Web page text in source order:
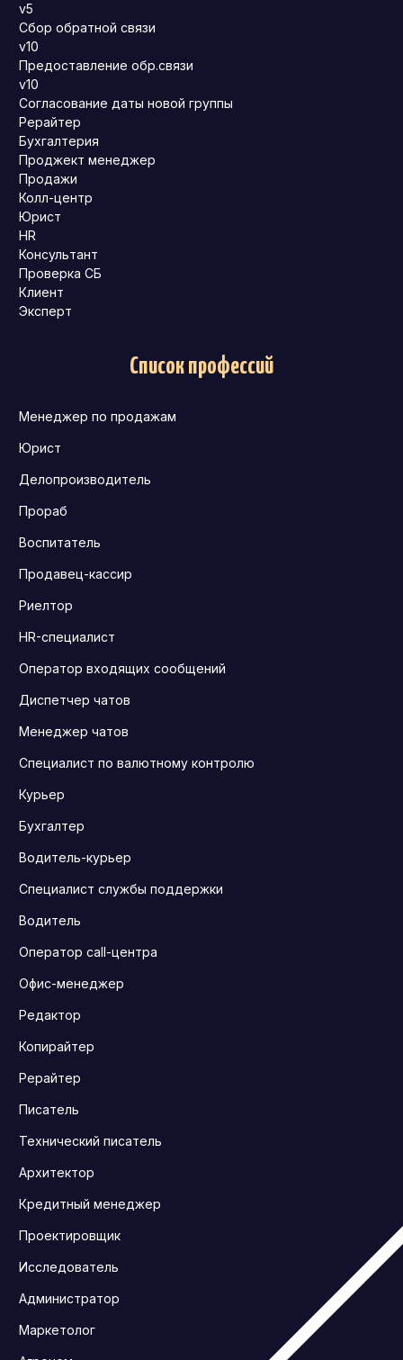
v5
Сбор обратной связи
v10
Предоставление обр.связи
v10
Согласование даты новой группы
Рерайтер
Бухгалтерия
Проджект менеджер
Продажи
Колл-центр
Юрист
HR
Консультант
Проверка СБ
Клиент
Эксперт
Список профессий
Менеджер по продажам
Юрист
Делопроизводитель
Прораб
Воспитатель
Продавец-кассир
Риелтор
HR-специалист
Оператор входящих сообщений
Диспетчер чатов
Менеджер чатов
Специалист по валютному контролю
Курьер
Бухгалтер
Водитель-курьер
Специалист службы поддержки
Водитель
Оператор call-центра
Офис-менеджер
Редактор
Копирайтер
Рерайтер
Писатель
Технический писатель
Архитектор
Кредитный менеджер
Проектировщик
Исследователь
Администратор
Маркетолог